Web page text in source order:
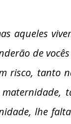
aqueles
de
risco, tanto
lhe